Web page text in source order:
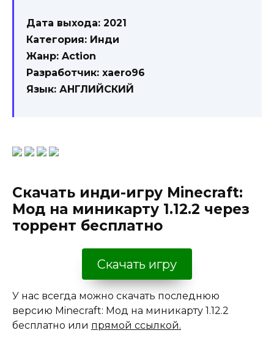
Дата выхода: 2021
Категория: Инди
Жанр: Action
Разработчик: xaero96
Язык: АНГЛИЙСКИЙ
Скачать инди-игру Minecraft:
Мод на миникарту 1.12.2 через
торрент бесплатно
Скачать игру
У нас всегда можно скачать последнюю
версию Minecraft: Мод на миникарту 1.12.2
бесплатно или прямой ссылкой.